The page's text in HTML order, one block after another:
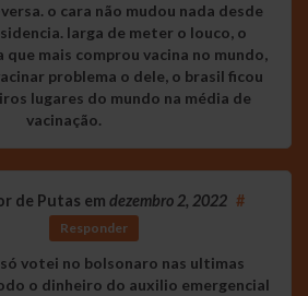
o cara não mudou nada desde
larga de meter o louco, o
mais comprou vacina no mundo,
problema o dele, o brasil ficou
lugares do mundo na média de
vacinação.
de Putas em dezembro 2, 2022 #
Responder
votei no bolsonaro nas ultimas
o dinheiro do auxilio emergencial